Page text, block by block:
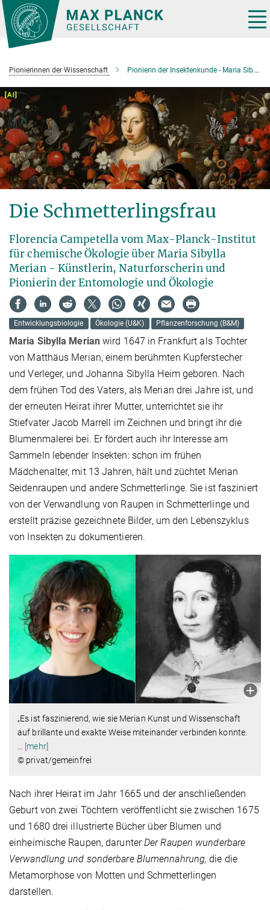
Hauptinhalt
Pionierinnen der Wissenschaft Pionierin der Insektenkunde - Maria Sibylla Merian
Die Schmetterlingsfrau
Florencia Campetella vom Max-Planck-Institut
für chemische Ökologie über Maria Sibylla
Merian - Künstlerin, Naturforscherin und
Pionierin der Entomologie und Ökologie
Entwicklungsbiologie Ökologie (U&K) Pflanzenforschung (B&M)
Maria Sibylla Merian wird 1647 in Frankfurt als Tochter
von Matthäus Merian, einem berühmten Kupferstecher
und Verleger, und Johanna Sibylla Heim geboren. Nach
dem frühen Tod des Vaters, als Merian drei Jahre ist, und
der erneuten Heirat ihrer Mutter, unterrichtet sie ihr
Stiefvater Jacob Marrell im Zeichnen und bringt ihr die
Blumenmalerei bei. Er fördert auch ihr Interesse am
Sammeln lebender Insekten: schon im frühen
Mädchenalter, mit 13 Jahren, hält und züchtet Merian
Seidenraupen und andere Schmetterlinge. Sie ist fasziniert
von der Verwandlung von Raupen in Schmetterlinge und
erstellt präzise gezeichnete Bilder, um den Lebenszyklus
von Insekten zu dokumentieren.
„Es ist faszinierend, wie sie Merian Kunst und Wissenschaft
auf brillante und exakte Weise miteinander verbinden konnte.
[mehr]
© privat/gemeinfrei
Nach ihrer Heirat im Jahr 1665 und der anschließenden
Geburt von zwei Töchtern veröffentlicht sie zwischen 1675
und 1680 drei illustrierte Bücher über Blumen und
einheimische Raupen, darunterDer Raupen wunderbare
Verwandlung und sonderbare Blumennahrung, die die
Metamorphose von Motten und Schmetterlingen
darstellen.